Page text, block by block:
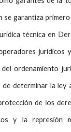
se garantiza
técnica en
jurídicos
ordenamiento
determinar la ley
de los
y la represión